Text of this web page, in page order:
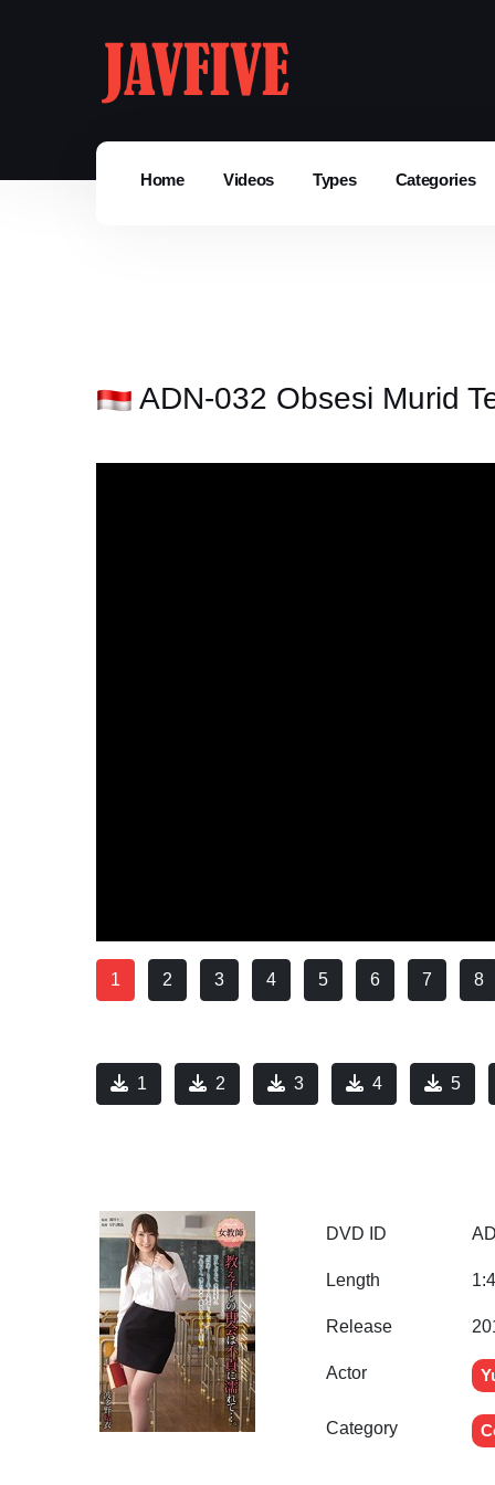
Home Videos Types Categories
ADN-032 Obsesi Murid
1 2 3 4 5 6 7 8
1 2 3 4 5
DVD ID
Length
Release
Actor
Category